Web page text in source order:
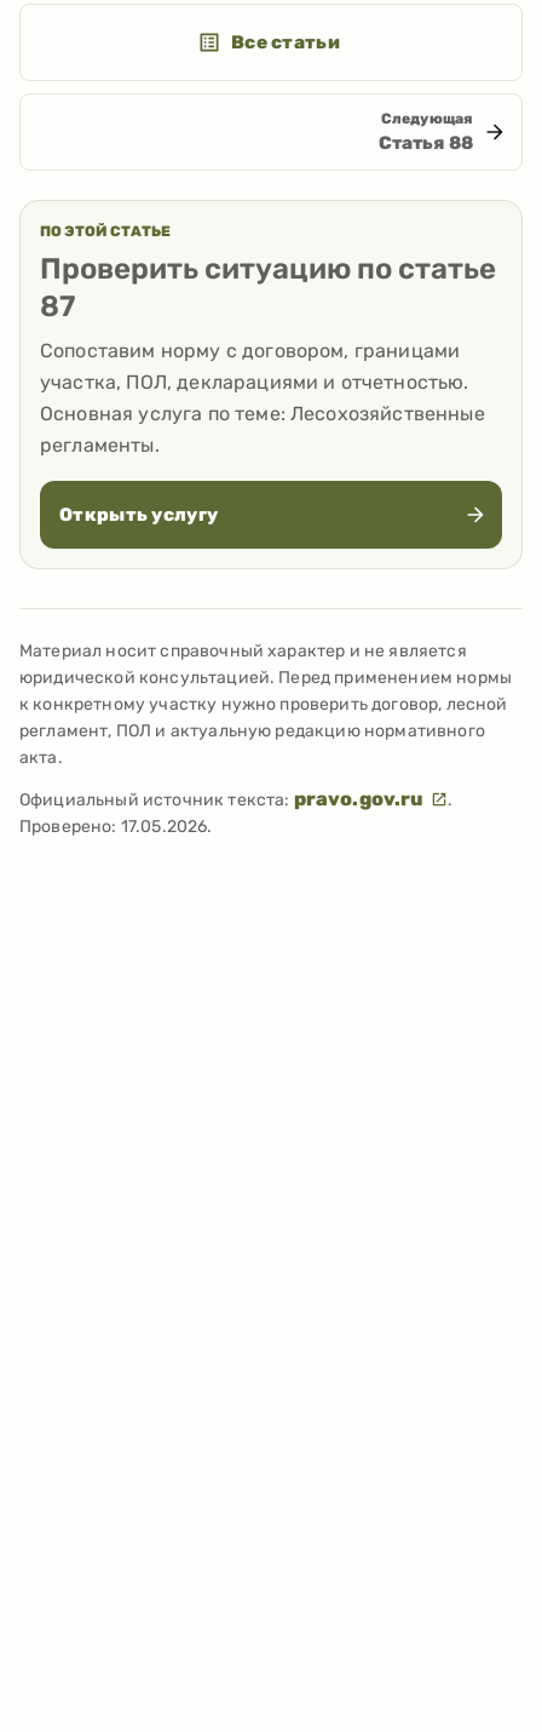
Все статьи
Следующая
Статья 88
ПО ЭТОЙ СТАТЬЕ
Проверить ситуацию по статье
87
Сопоставим норму с договором, границами
участка, ПОЛ, декларациями и отчетностью.
Основная услуга по теме:Лесохозяйственные
регламенты.
Открыть услугу
Материал носит справочный характер и не является
юридической консультацией. Перед применением нормы
к конкретному участку нужно проверить договор, лесной
регламент, ПОЛ и актуальную редакцию нормативного
акта.
Официальный источник текста: pravo.gov.ru
.
Проверено: 17.05.2026.